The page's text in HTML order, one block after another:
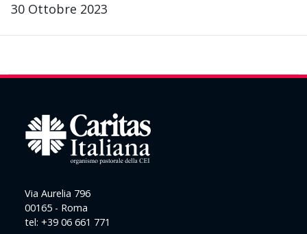
30 Ottobre 2023
Via Aurelia 796
00165 - Roma
tel: +39 06 661 771